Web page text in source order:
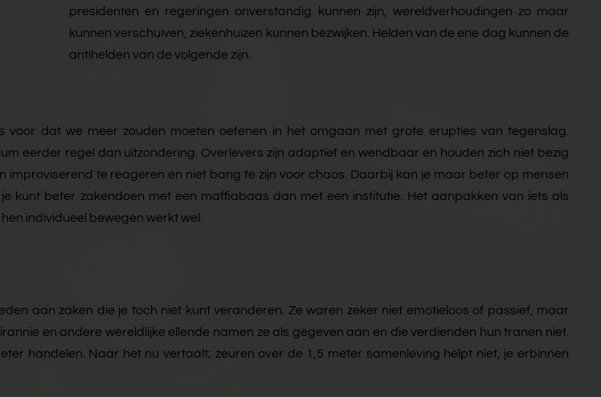
presidenten en regeringen onverstandig kunnen zijn, wereldverhoudingen zo maar
kunnen verschuiven, ziekenhuizen kunnen bezwijken. Helden van de ene dag kunnen de
antihelden van de volgende zijn.
dat we meer zouden moeten oefenen in het omgaan met grote erupties van tegenslag.
eerder regel dan uitzondering. Overlevers zijn adaptief en wendbaar en houden zich niet bezig
te reageren en niet bang te zijn voor chaos. Daarbij kan je maar beter op mensen
kunt beter zakendoen met een maffiabaas dan met een institutie. Het aanpakken van iets als
individueel bewegen werkt wel.
aan zaken die je toch niet kunt veranderen. Ze waren zeker niet emotieloos of passief, maar
en andere wereldlijke ellende namen ze als gegeven aan en die verdienden hun tranen niet.
handelen. Naar het nu vertaalt; zeuren over de 1,5 meter samenleving helpt niet, je erbinnen